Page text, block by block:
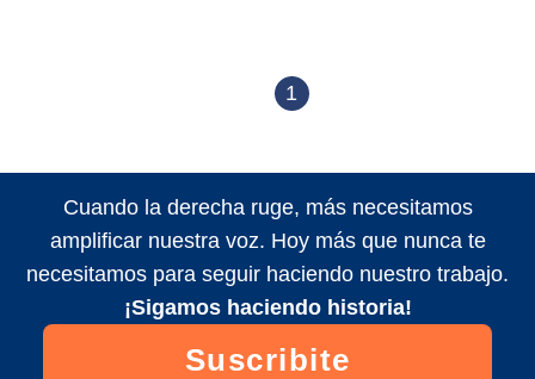
1
Cuando la derecha ruge, más necesitamos
amplificar nuestra voz. Hoy más que nunca te
necesitamos para seguir haciendo nuestro trabajo.
¡Sigamos haciendo historia!
Suscribite